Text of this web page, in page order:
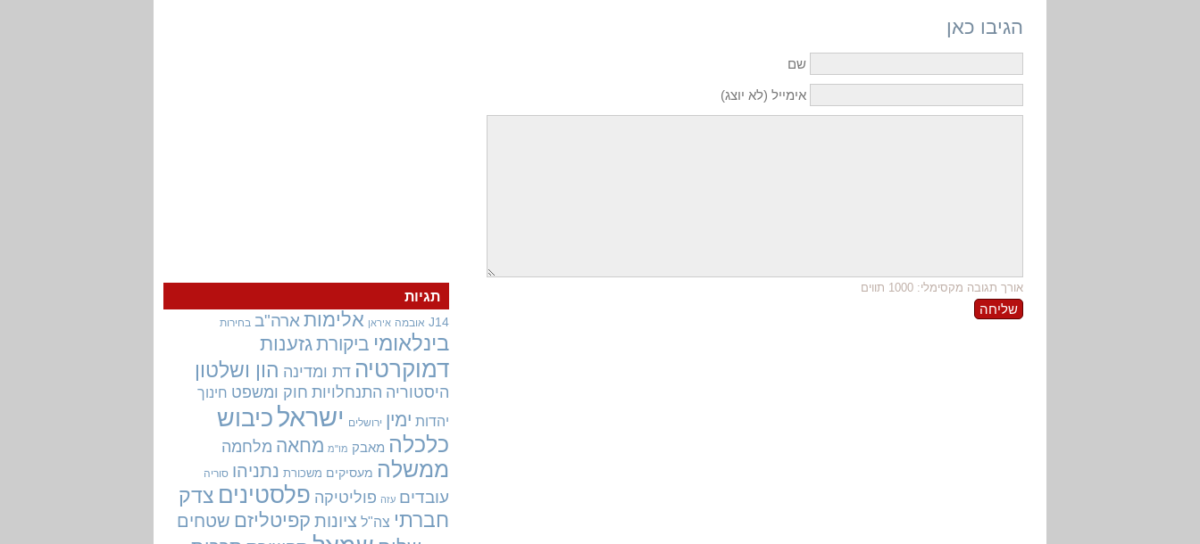
הגיבו כאן
שם
אימייל (לא יוצג)
אורך תגובה מקסימלי: 1000 תווים
תגיות
J14 אובמה איראן אלימות ארה"ב בחירות
בינלאומי ביקורתגזענות
דמוקרטיה דת ומדינה הון ושלטון
היסטוריה התנחלויות חוק ומשפט חינוך
יהדות ימין ירושלים ישראל כיבוש
כלכלה מאבק מו"מ מחאה מלחמה
ממשלה מעסיקים משכורת נתניהו סוריה
עובדים עזה פוליטיקה פלסטינים צדק
חברתי צה"ל ציונות קפיטליזם שטחים